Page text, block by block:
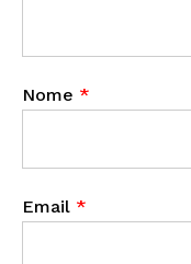
Nome *
Email *